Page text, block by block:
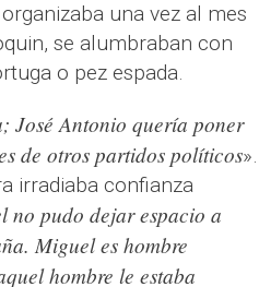
una vez al mes
se alumbraban con
o pez espada.
José Antonio quería poner
de otros partidos políticos».
irradiaba confianza
no pudo dejar espacio a
Miguel es hombre
hombre le estaba